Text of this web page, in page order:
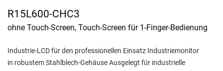
R15L600-CHC3
ohne Touch-Screen, Touch-Screen für 1-Finger-Bedienung
Industrie-LCD für den professionellen Einsatz Industriemonitor
in robustem Stahlblech-Gehäuse Ausgelegt für industrielle